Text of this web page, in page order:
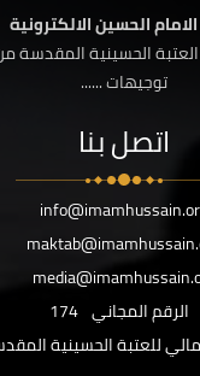
الحسين الالكترونية
الحسينية المقدسة
توجيهات ......
اتصل بنا
الرقم المجاني 174
للعتبة الحسينية